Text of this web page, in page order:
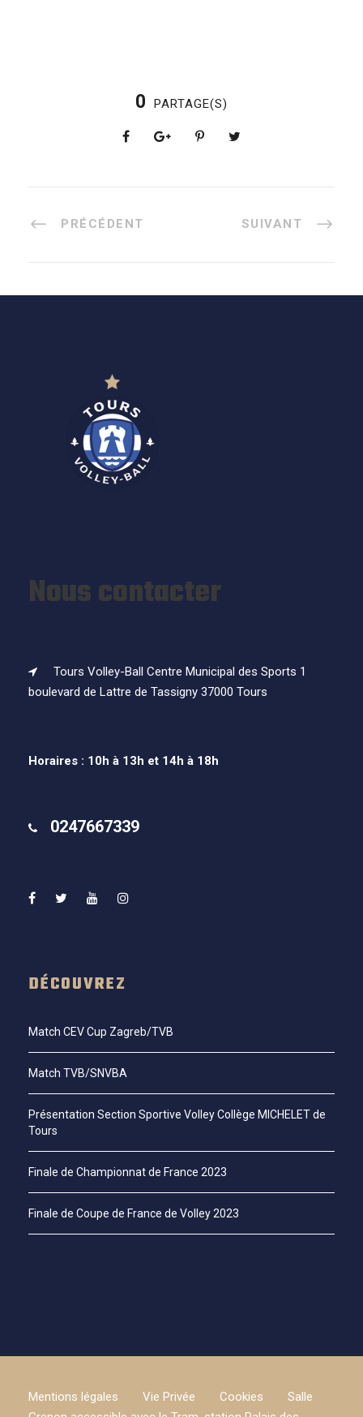
0 PARTAGE(S)
PRÉCÉDENT SUIVANT
Nous contacter
Tours Volley-Ball Centre Municipal des Sports 1
boulevard de Lattre de Tassigny 37000 Tours
Horaires : 10h à 13h et 14h à 18h
0247667339
DÉCOUVREZ
Match CEV Cup Zagreb/TVB
Match TVB/SNVBA
Présentation Section Sportive Volley Collège MICHELET de
Tours
Finale de Championnat de France 2023
Finale de Coupe de France de Volley 2023
Mentions légales Vie Privée Cookies
Salle